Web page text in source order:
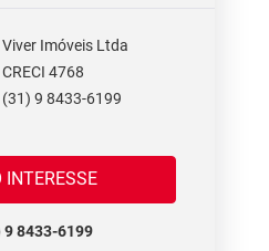
Viver Imóveis Ltda
CRECI 4768
(31) 9 8433-6199
TENHO INTERESSE
9 8433-6199